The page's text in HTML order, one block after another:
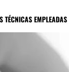
TÉCNICAS